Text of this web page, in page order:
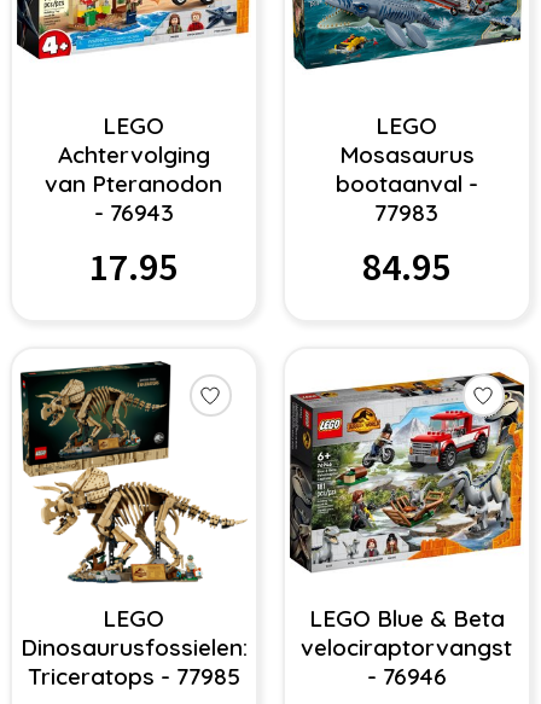
LEGO
Achtervolging
van Pteranodon
- 76943
17.95
LEGO
Mosasaurus
bootaanval -
77983
84.95
LEGO
Dinosaurusfossielen:
Triceratops - 77985
LEGO Blue & Beta
velociraptorvangst
- 76946